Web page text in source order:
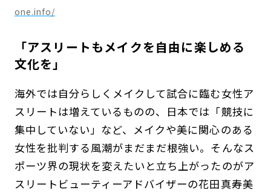
one.info/
「アスリートもメイクを自由に楽しめる
文化を」
海外では自分らしくメイクして試合に臨む女性ア
スリートは増えているものの、日本では「競技に
集中していない」など、メイクや美に関心のある
女性を批判する風潮がまだまだ根強い。そんなス
ポーツ界の現状を変えたいと立ち上がったのがア
スリートビューティーアドバイザーの花田真寿美